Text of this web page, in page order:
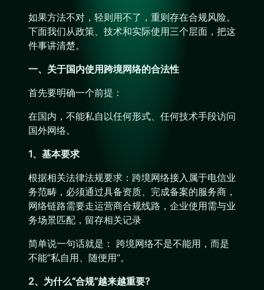
如果方法不对，轻则用不了，重则存在合规风险。
下面我们从政策、技术和实际使用三个层面，把这
件事讲清楚。
一、关于国内使用跨境网络的合法性
首先要明确一个前提：
在国内，不能私自以任何形式、任何技术手段访问
国外网络。
1、基本要求
根据相关法律法规要求：跨境网络接入属于电信业
务范畴，必须通过具备资质、完成备案的服务商，
网络链路需要走运营商合规线路，企业使用需与业
务场景匹配，留存相关记录
简单说一句话就是： 跨境网络不是不能用，而是
不能“私自用、随便用”。
2、为什么“合规”越来越重要?